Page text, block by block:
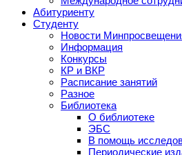
Абитуриенту
Студенту
Новости
Информация
Конкурсы
КР и ВКР
Расписание занятий
Разное
Библиотека
О библиотеке
ЭБС
В помощь
Периодические